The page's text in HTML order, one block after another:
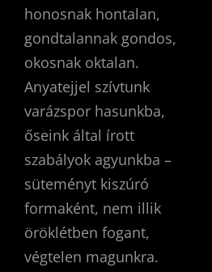
honosnak hontalan,
gondtalannak gondos,
okosnak oktalan.
Anyatejjel szívtunk
varázspor hasunkba,
őseink által írott
szabályok agyunkba –
süteményt kiszúró
formaként, nem illik
öröklétben fogant,
végtelen magunkra.